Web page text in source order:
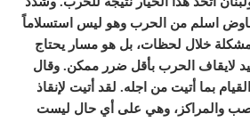
اسلم من الحرب وهو ليس استسلاماً
المشكلة خلال لحظات، بل هو مسار يحتاج
لايقاف الحرب بأقل ضرر ممكن. وقال
بما أتيت من اجله. لقد أتيت لإنقاذ
والمراكز، وهي على أي حال ليست